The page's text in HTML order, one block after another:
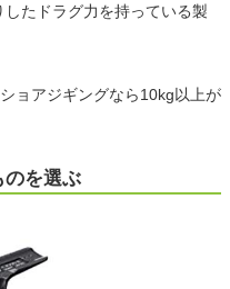
たドラグ力を持っている製
ョアジギングなら10kg以上が
のを選ぶ